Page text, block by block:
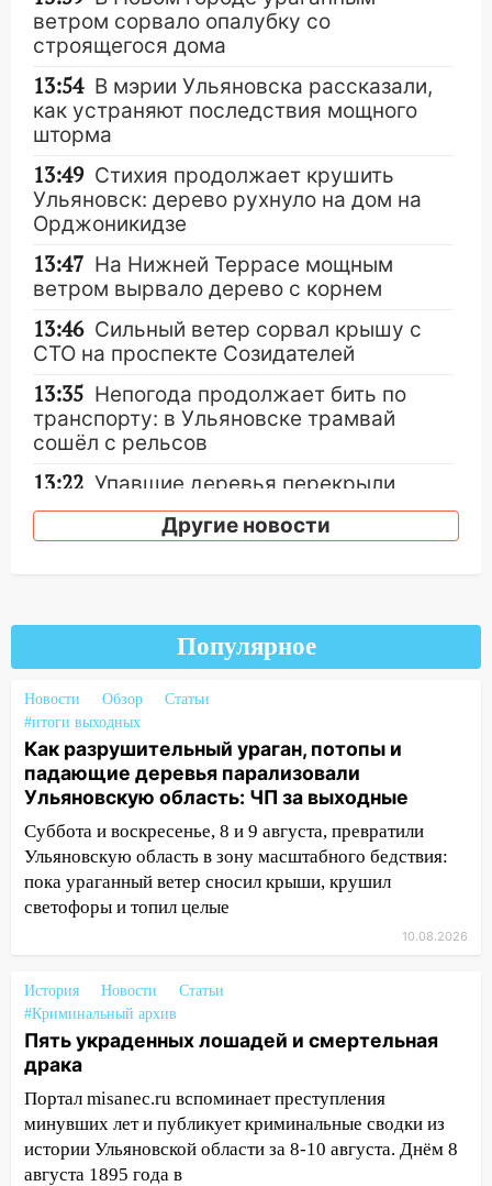
ветром сорвало опалубку со
строящегося дома
13:54 В мэрии Ульяновска рассказали,
как устраняют последствия мощного
шторма
13:49 Стихия продолжает крушить
Ульяновск: дерево рухнуло на дом на
Орджоникидзе
13:47 На Нижней Террасе мощным
ветром вырвало дерево с корнем
13:46 Сильный ветер сорвал крышу с
СТО на проспекте Созидателей
13:35 Непогода продолжает бить по
транспорту: в Ульяновске трамвай
сошёл с рельсов
13:22 Упавшие деревья перекрыли
дороги в Ульяновске: фото
13:17 Непогода в Ульяновске не
Трижды «брал в долг» без спроса:
житель Вешкаймского района похитил у
13:14 Ураган оторвал светофор на
проспекте Филатова в Ульяновске
13:12 Дерево пробило крышу дома на
Новгородской в Ульяновске и рухнуло
на электрощит
13:10 В Заволжском районе дерево
упало во дворе
Ураган ударил по Ульяновску:
затопленные улицы и остановившиеся
трамваи
12:17
Ульяновск накрыл крупный град:
после ливня город снова уходит под
воду
12:12 Прокуратура взяла на контроль
ДТП с шестилетним ребёнком на улице
Другие новости
Популярное
Новости Обзор
Статьи
#итоги выходных
Как разрушительный ураган, потопы и
падающие деревья парализовали
Ульяновскую область: ЧП за выходные
Суббота и воскресенье, 8 и 9 августа, превратили
Ульяновскую область в зону масштабного бедствия:
пока ураганный ветер сносил крыши, крушил
светофоры и топил целые
10.08.2026
История Новости
Статьи
#Криминальный архив
Пять украденных лошадей и смертельная
драка
Портал misanec.ru вспоминает преступления
минувших лет и публикует криминальные сводки из
истории Ульяновской области за 8-10 августа. Днём 8
августа 1895 года в